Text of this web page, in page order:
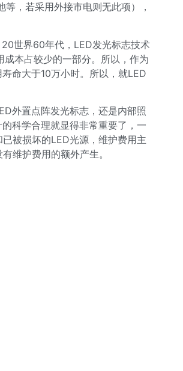
，若采用外接市电则无此项），
世界60年代，LED发光标志技术
本占较少的一部分。所以，作为
命大于10万小时。所以，就LED
外置点阵发光标志，还是内部照
科学合理就显得非常重要了，一
被损坏的LED光源，维护费用主
维护费用的额外产生。